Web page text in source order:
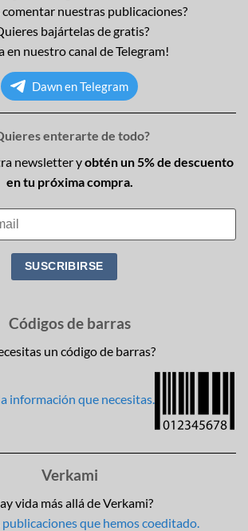
comentar nuestras publicaciones?
bajártelas de gratis?
en nuestro canal de Telegram!
Dawn en Telegram
enterarte de todo?
newsletter yobtén un 5% de descuento
en tu próxima compra.
Códigos de barras
un código de barras?
información que necesitas.
Verkami
vida más allá de Verkami?
que hemos coeditado.